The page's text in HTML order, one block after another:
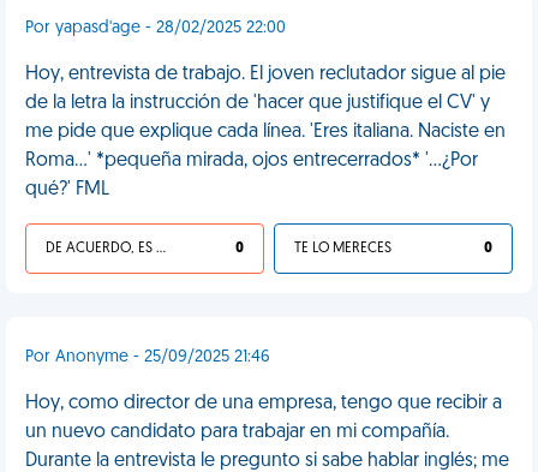
Por yapasd'age - 28/02/2025 22:00
Hoy, entrevista de trabajo. El joven reclutador sigue al pie
de la letra la instrucción de 'hacer que justifique el CV' y
me pide que explique cada línea. 'Eres italiana. Naciste en
Roma…' *pequeña mirada, ojos entrecerrados* '…¿Por
qué?' FML
DE ACUERDO, ES UNA VIDA HP 0 TE LO MERECES 0
Por Anonyme - 25/09/2025 21:46
Hoy, como director de una empresa, tengo que recibir a
un nuevo candidato para trabajar en mi compañía.
Durante la entrevista le pregunto si sabe hablar inglés; me